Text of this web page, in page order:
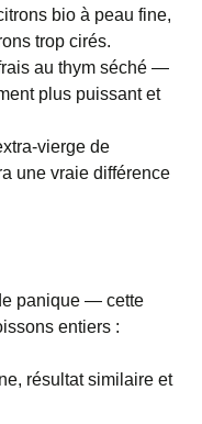
bio à peau fine,
trop cirés.
au thym séché —
plus puissant et
vierge de
une vraie différence
panique — cette
entiers :
résultat similaire et